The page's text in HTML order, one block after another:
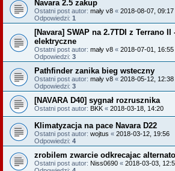
Navara 2.5 zakup
Ostatni post autor: mały v8 « 2018-08-07, 09:17
Odpowiedzi: 1
[Navara] SWAP na 2.7TDI z Terrano II
elektryczne
Ostatni post autor: mały v8 « 2018-07-01, 16:55
Odpowiedzi: 3
Pathfinder zanika bieg wsteczny
Ostatni post autor: mały v8 « 2018-05-12, 12:38
Odpowiedzi: 3
[NAVARA D40] sygnał rozrusznika
Ostatni post autor: BKK « 2018-03-18, 14:20
Klimatyzacja na pace Navara D22
Ostatni post autor: wojtus « 2018-03-12, 19:56
Odpowiedzi: 4
zrobilem zwarcie odkrecajac
Ostatni post autor: Niss0690 « 2018-03-03,